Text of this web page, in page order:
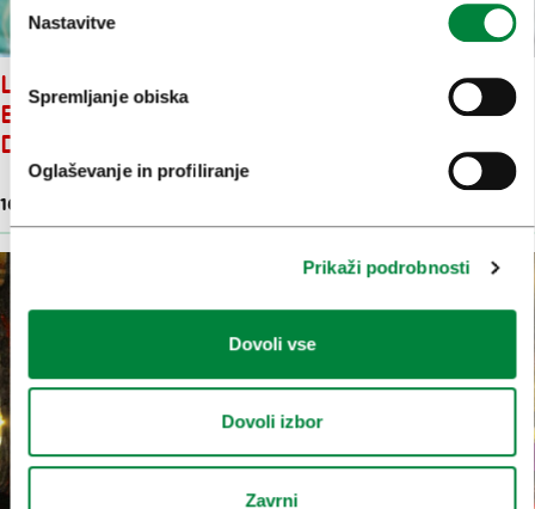
Nastavitve
Spremljanje obiska
Oglaševanje in profiliranje
Prikaži podrobnosti
Dovoli vse
Dovoli izbor
Zavrni
LJUBLJANA JE NAJBOLJŠA
EVROPSKA KREATIVNA MESTNA
DESTINACIJA 2026
16. mar. 2026